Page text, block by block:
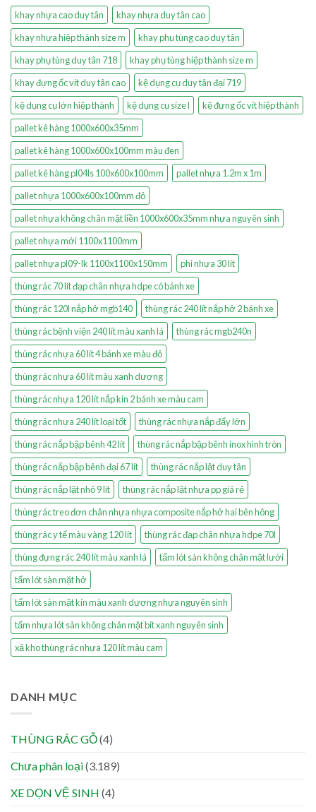
khay nhựa cao duy tân
khay nhựa duy tân cao
khay nhựa hiệp thành size m
khay phụ tùng cao duy tân
khay phụ tùng duy tân 718
khay phụ tùng hiệp thành size m
khay đựng ốc vít duy tân cao
kệ dụng cụ duy tân đại 719
kệ dụng cụ lớn hiệp thành
kệ dụng cụ size l
kệ đựng ốc vít hiệp thành
pallet kê hàng 1000x600x35mm
pallet kê hàng 1000x600x100mm màu đen
pallet kê hàng pl04ls 100x600x100mm
pallet nhựa 1.2m x 1m
pallet nhựa 1000x600x100mm đỏ
pallet nhựa không chân mặt liền 1000x600x35mm nhựa nguyên sinh
pallet nhựa mới 1100x1100mm
pallet nhựa pl09-lk 1100x1100x150mm
phi nhựa 30 lít
thùng rác 70 lít đạp chân nhựa hdpe có bánh xe
thùng rác 120l nắp hở mgb140
thùng rác 240 lít nắp hở 2 bánh xe
thùng rác bệnh viện 240 lít màu xanh lá
thùng rác mgb240n
thùng rác nhựa 60 lít 4 bánh xe màu đỏ
thùng rác nhựa 60 lít màu xanh dương
thùng rác nhựa 120 lít nắp kín 2 bánh xe màu cam
thùng rác nhựa 240 lít loại tốt
thùng rác nhựa nắp đẩy lớn
thùng rác nắp bập bênh 42 lít
thùng rác nắp bập bênh inox hình tròn
thùng rác nắp bập bênh đại 67 lít
thùng rác nắp lật duy tân
thùng rác nắp lật nhỏ 9 lít
thùng rác nắp lật nhựa pp giá rẻ
thùng rác treo đơn chân nhựa nhựa composite nắp hở hai bên hông
thùng rác y tế màu vàng 120 lít
thùng rác đạp chân nhựa hdpe 70l
thùng đựng rác 240 lít màu xanh lá
tấm lót sàn không chân mặt lưới
tấm lót sàn mặt hở
tấm lót sàn mặt kín màu xanh dương nhựa nguyên sinh
tấm nhựa lót sàn không chân mặt bít xanh nguyên sinh
xả kho thùng rác nhựa 120 lít màu cam
DANH MỤC
THÙNG RÁC GỖ(4)
Chưa phân loại(3.189)
XE DỌN VỆ SINH (4)